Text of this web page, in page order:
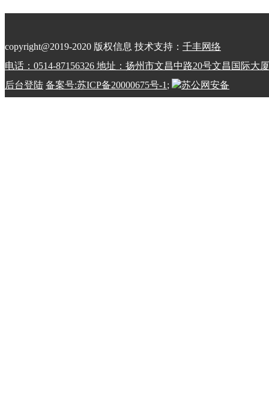
copyright@2019-2020 版权信息 技术支持： 千丰网络
电话：0514-87156326 地址：扬州市文昌中路20号文昌国际大厦
后台登陆 备案号:苏ICP备20000675号-1;
苏公网安备